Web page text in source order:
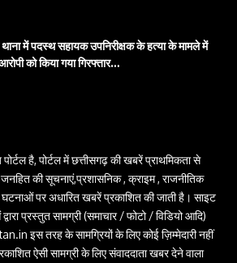
थाना में पदस्थ सहायक उपनिरीक्षक के हत्या के मामले में
को किया गया गिरफ्तार…
है, पोर्टल में छत्तीसगढ़ की खबरें प्राथमिकता से
की सूचनाएं,प्रशासनिक , क्राइम , राजनीतिक
पर अधारित खबरें प्रकाशित की जाती है। साइट
प्रस्तुत सामग्री (समाचार / फोटो / विडियो आदि)
इस तरह के सामग्रियों के लिए कोई ज़िम्मेदारी नहीं
ऐसी सामग्री के लिए संवाददाता खबर देने वाला